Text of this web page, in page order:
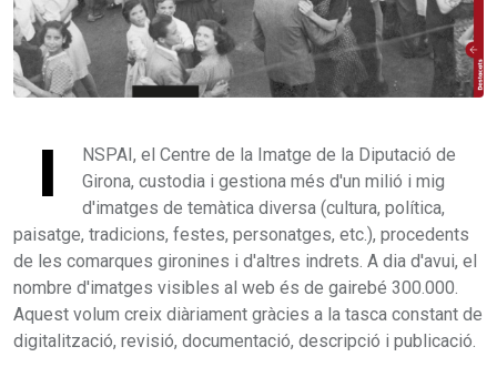
I
NSPAI, el Centre de la Imatge de la Diputació de
Girona, custodia i gestiona més d'un milió i mig
d'imatges de temàtica diversa (cultura, política,
paisatge, tradicions, festes, personatges, etc.), procedents
de les comarques gironines i d'altres indrets. A dia d'avui, el
nombre d'imatges visibles al web és de gairebé 300.000.
Aquest volum creix diàriament gràcies a la tasca constant de
digitalització, revisió, documentació, descripció i publicació.